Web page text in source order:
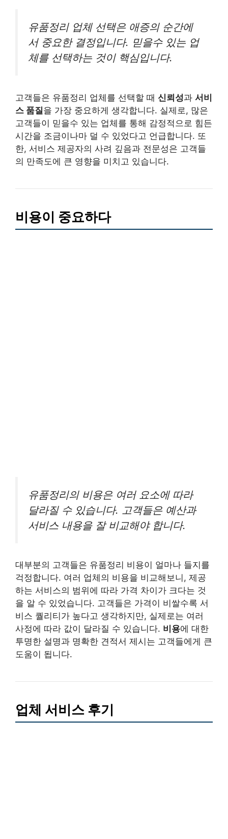
유품정리 업체 선택은 애증의 순간에
서 중요한 결정입니다. 믿을수 있는 업
체를 선택하는 것이 핵심입니다.
고객들은 유품정리 업체를 선택할 때 신뢰성과 서비
스 품질을 가장 중요하게 생각합니다. 실제로, 많은
고객들이 믿을수 있는 업체를 통해 감정적으로 힘든
시간을 조금이나마 덜 수 있었다고 언급합니다. 또
한, 서비스 제공자의 사려 깊음과 전문성은 고객들
의 만족도에 큰 영향을 미치고 있습니다.
비용이 중요하다
유품정리의 비용은 여러 요소에 따라
달라질 수 있습니다. 고객들은 예산과
서비스 내용을 잘 비교해야 합니다.
대부분의 고객들은 유품정리 비용이 얼마나 들지를
걱정합니다. 여러 업체의 비용을 비교해보니, 제공
하는 서비스의 범위에 따라 가격 차이가 크다는 것
을 알 수 있었습니다. 고객들은 가격이 비쌀수록 서
비스 퀄리티가 높다고 생각하지만, 실제로는 여러
사정에 따라 값이 달라질 수 있습니다. 비용에 대한
투명한 설명과 명확한 견적서 제시는 고객들에게 큰
도움이 됩니다.
업체 서비스 후기